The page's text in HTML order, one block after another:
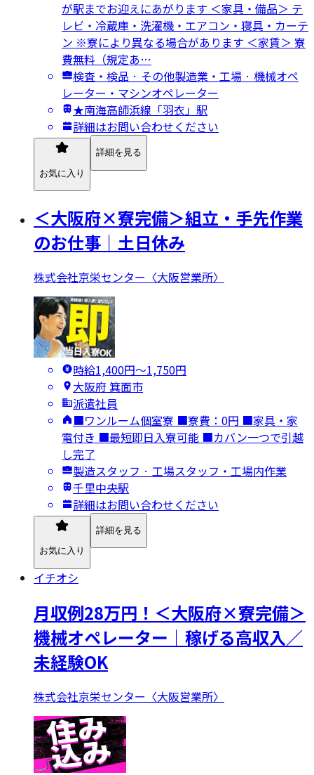
が駅までお迎えにあがります ＜家具・備品＞ テ
レビ・冷蔵庫・洗濯機・エアコン・寝具・カーテ
ン ※寮により異なる場合があります ＜家賃＞ 寮
費無料（規定あ…
検査・検品 · その他製造業・工場 · 機械オペ
レーター・マシンオペレーター
★南海高師浜線「羽衣」駅
詳細はお問い合わせください
お気に入り
詳細を見る
＜大阪府×寮完備＞組立・手先作業
のお仕事｜土日休み
株式会社京栄センター〈大阪営業所〉
時給1,400円〜1,750円
大阪府 箕面市
派遣社員
■ワンルーム個室寮 ■寮費：0円 ■家具・家
電付き ■最短即日入寮可能 ■カバン一つで引越
し完了
製造スタッフ · 工場スタッフ・工場内作業
千里中央駅
詳細はお問い合わせください
お気に入り
詳細を見る
イチオシ
月収例28万円！＜大阪府×寮完備＞
機械オペレーター｜稼げる高収入／
未経験OK
株式会社京栄センター〈大阪営業所〉